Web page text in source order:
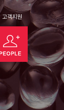
고객지원